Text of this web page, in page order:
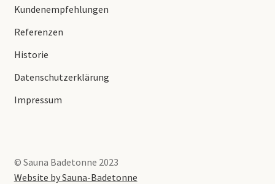
Kundenempfehlungen
Referenzen
Historie
Datenschutzerklärung
Impressum
© Sauna Badetonne 2023
Website by Sauna-Badetonne